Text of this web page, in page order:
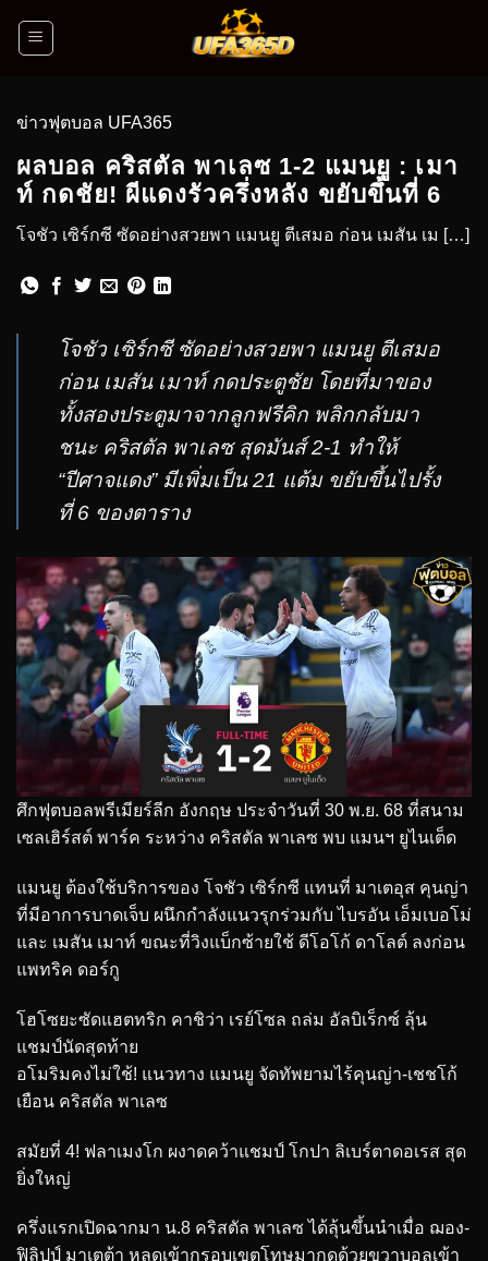
ข่าวฟุตบอล UFA365
ผลบอล คริสตัล พาเลซ 1-2 แมนยู : เมา
ท์ กดชัย! ผีแดงรัวครึ่งหลัง ขยับขึ้นที่ 6
โจชัว เซิร์กซี ซัดอย่างสวยพา แมนยู ตีเสมอ ก่อน เมสัน เม […]
โจชัว เซิร์กซี ซัดอย่างสวยพา แมนยู ตีเสมอ
ก่อน เมสัน เมาท์ กดประตูชัย โดยที่มาของ
ทั้งสองประตูมาจากลูกฟรีคิก พลิกกลับมา
ชนะ คริสตัล พาเลซ สุดมันส์ 2-1 ทำให้
“ปีศาจแดง” มีเพิ่มเป็น 21 แต้ม ขยับขึ้นไปรั้ง
ที่ 6 ของตาราง
ศึกฟุตบอลพรีเมียร์ลีก อังกฤษ ประจำวันที่ 30 พ.ย. 68 ที่สนาม
เซลเฮิร์สต์ พาร์ค ระหว่าง คริสตัล พาเลซ พบ แมนฯ ยูไนเต็ด
แมนยู ต้องใช้บริการของ โจชัว เซิร์กซี แทนที่ มาเตอุส คุนญ่า
ที่มีอาการบาดเจ็บ ผนึกกำลังแนวรุกร่วมกับ ไบรอัน เอ็มเบอโม่
และ เมสัน เมาท์ ขณะที่วิงแบ็กซ้ายใช้ ดีโอโก้ ดาโลต์ ลงก่อน
แพทริค ดอร์กู
โฮโซยะซัดแฮตทริก คาชิว่า เรย์โซล ถล่ม อัลบิเร็กซ์ ลุ้น
แชมป์นัดสุดท้าย
อโมริมคงไม่ใช้! แนวทาง แมนยู จัดทัพยามไร้คุนญ่า-เชชโก้
เยือน คริสตัล พาเลซ
สมัยที่ 4! ฟลาเมงโก ผงาดคว้าแชมป์ โกปา ลิเบร์ตาดอเรส สุด
ยิ่งใหญ่
ครึ่งแรกเปิดฉากมา น.8 คริสตัล พาเลซ ได้ลุ้นขึ้นนำเมื่อ ฌอง-
ฟิลิปป์ มาเตต้า หลุดเข้ากรอบเขตโทษมากดด้วยขวาบอลเข้า